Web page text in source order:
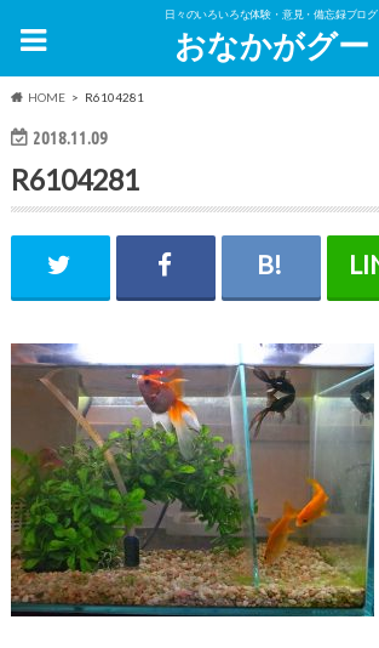
日々のいろいろな体験・意見・備忘録ブログ
おなかがグー
HOME R6104281
2018.11.09
R6104281